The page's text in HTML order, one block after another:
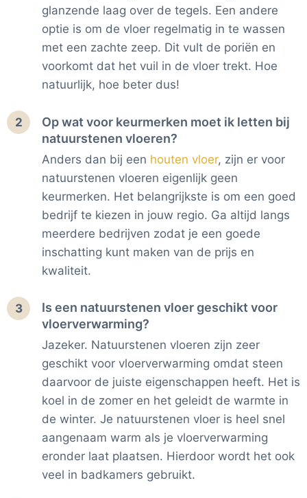
glanzende laag over de tegels. Een andere
optie is om de vloer regelmatig in te wassen
met een zachte zeep. Dit vult de poriën en
voorkomt dat het vuil in de vloer trekt. Hoe
natuurlijk, hoe beter dus!
2
Op wat voor keurmerken moet ik letten bij
natuurstenen vloeren?
Anders dan bij een houten vloer, zijn er voor
natuurstenen vloeren eigenlijk geen
keurmerken. Het belangrijkste is om een goed
bedrijf te kiezen in jouw regio. Ga altijd langs
meerdere bedrijven zodat je een goede
inschatting kunt maken van de prijs en
kwaliteit.
3
Is een natuurstenen vloer geschikt voor
vloerverwarming?
Jazeker. Natuurstenen vloeren zijn zeer
geschikt voor vloerverwarming omdat steen
daarvoor de juiste eigenschappen heeft. Het is
koel in de zomer en het geleidt de warmte in
de winter. Je natuurstenen vloer is heel snel
aangenaam warm als je vloerverwarming
eronder laat plaatsen. Hierdoor wordt het ook
veel in badkamers gebruikt.